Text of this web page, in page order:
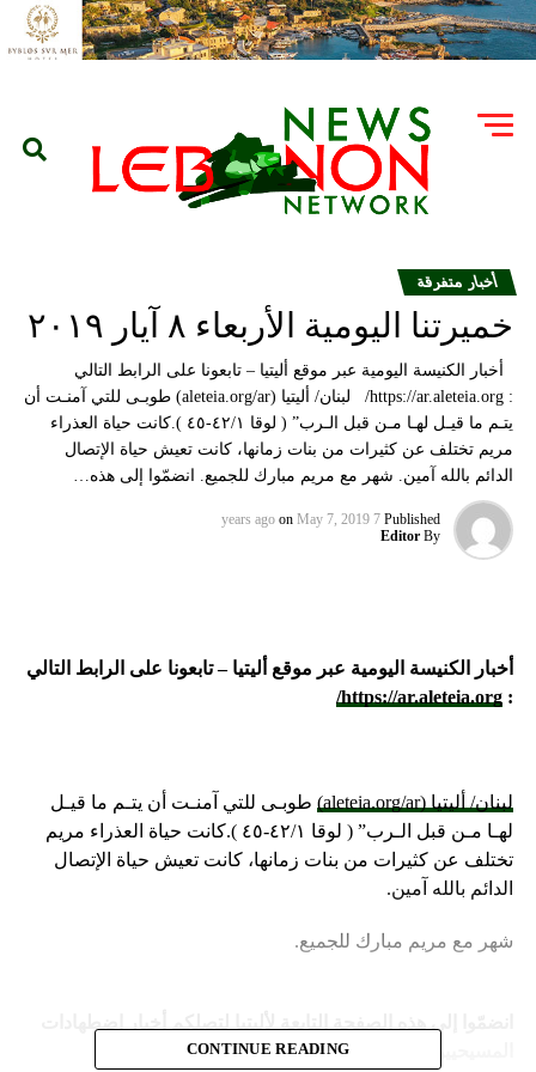
أخبار متفرقة
خميرتنا اليومية الأربعاء ٨ آيار ٢٠١٩
أخبار الكنيسة اليومية عبر موقع أليتيا – تابعونا على الرابط التالي
: https://ar.aleteia.org/ لبنان/ أليتيا (aleteia.org/ar) طوبـى للتي آمنـت أن
يتـم ما قيـل لهـا مـن قبل الـرب” ( لوقا ٤٢/١-٤٥ ).كانت حياة العذراء
مريم تختلف عن كثيرات من بنات زمانها، كانت تعيش حياة الإتصال
الدائم بالله آمين. شهر مع مريم مبارك للجميع. انضمّوا إلى هذه…
Published
7 years ago
on May 7, 2019
By
Editor
أخبار الكنيسة اليومية عبر موقع أليتيا – تابعونا على الرابط التالي
:
https://ar.aleteia.org/
لبنان/ أليتيا (aleteia.org/ar)
طوبـى للتي آمنـت أن يتـم ما قيـل
لهـا مـن قبل الـرب” ( لوقا ٤٢/١-٤٥ ).كانت حياة العذراء مريم
تختلف عن كثيرات من بنات زمانها، كانت تعيش حياة الإتصال
الدائم بالله آمين.
شهر مع مريم مبارك للجميع.
المسيحيين في الشرق والعالم:CONTINUE READING